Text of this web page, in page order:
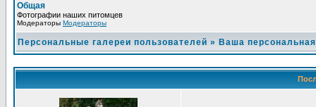
Общая
Фотографии наших питомцев
Модераторы Модераторы
Персональные галереи пользователей » Ваша